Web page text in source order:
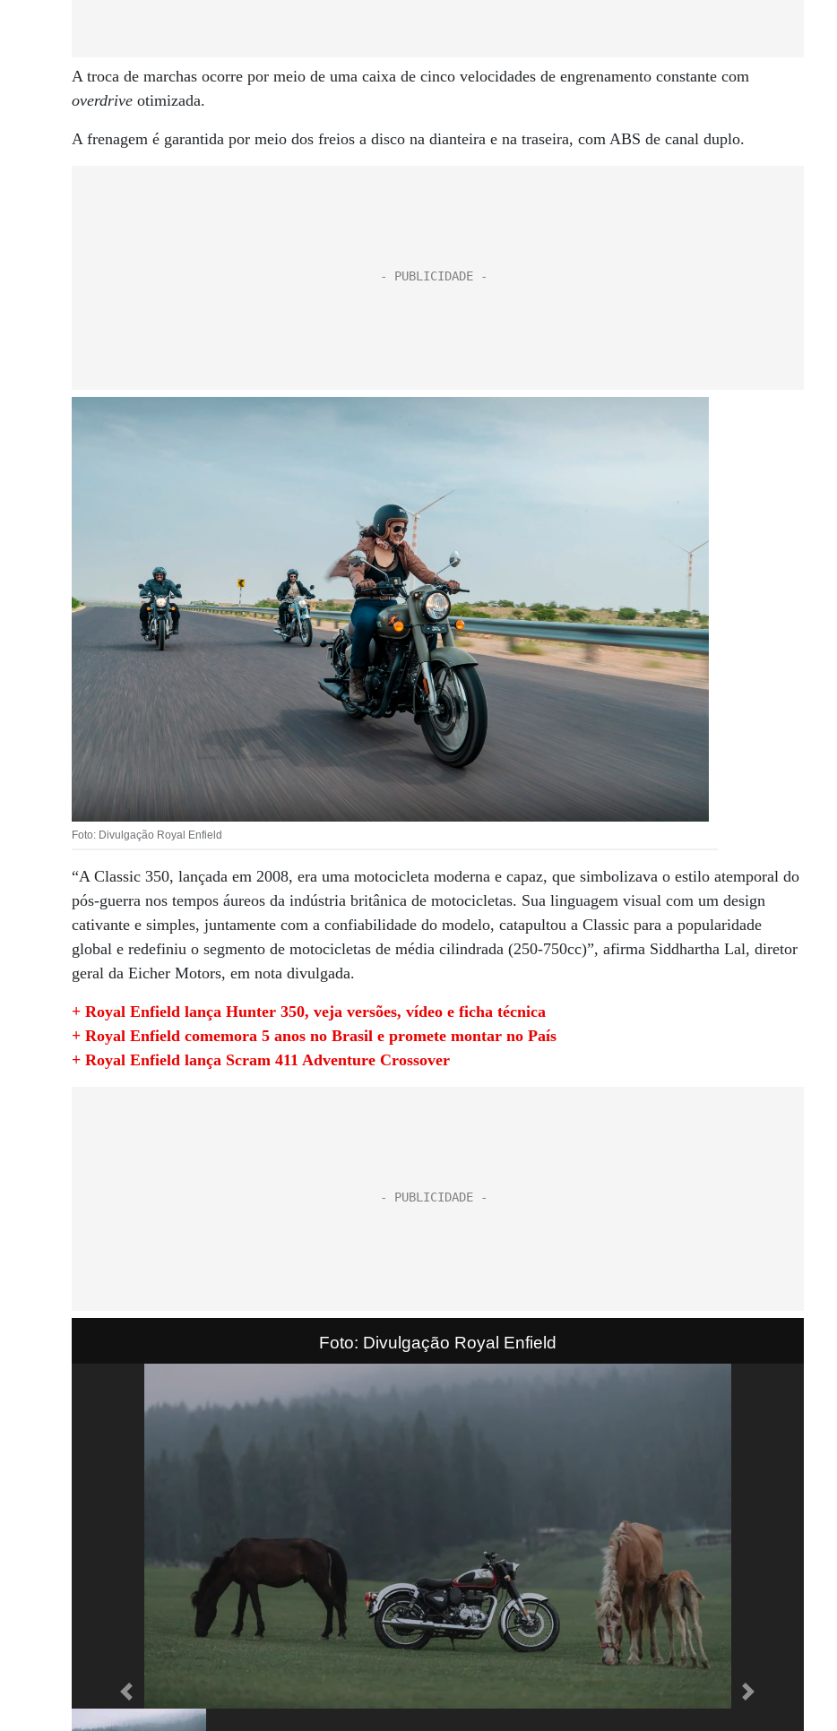
A troca de marchas ocorre por meio de uma caixa de cinco velocidades de engrenamento constante com
overdrive otimizada.
A frenagem é garantida por meio dos freios a disco na dianteira e na traseira, com ABS de canal duplo.
Foto: Divulgação Royal Enfield
“A Classic 350, lançada em 2008, era uma motocicleta moderna e capaz, que simbolizava o estilo atemporal do
pós-guerra nos tempos áureos da indústria britânica de motocicletas. Sua linguagem visual com um design
cativante e simples, juntamente com a confiabilidade do modelo, catapultou a Classic para a popularidade
global e redefiniu o segmento de motocicletas de média cilindrada (250-750cc)”, afirma Siddhartha Lal, diretor
geral da Eicher Motors, em nota divulgada.
+ Royal Enfield lança Hunter 350, veja versões, vídeo e ficha técnica
+ Royal Enfield comemora 5 anos no Brasil e promete montar no País
+ Royal Enfield lança Scram 411 Adventure Crossover
Foto: Divulgação Royal Enfield
Previous Next